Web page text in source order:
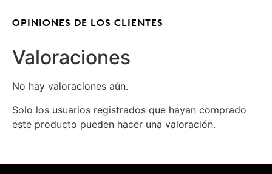
OPINIONES DE LOS CLIENTES
Valoraciones
No hay valoraciones aún.
Solo los usuarios registrados que hayan comprado
este producto pueden hacer una valoración.